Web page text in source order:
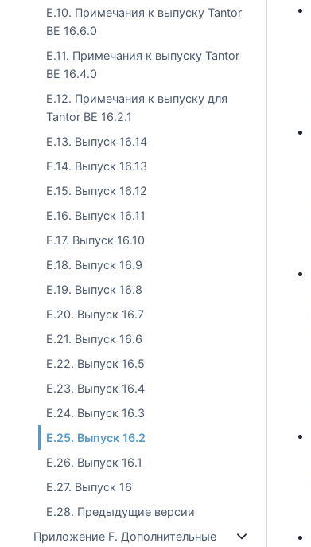
E.10. Примечания к выпуску Tantor
BE 16.6.0
E.11. Примечания к выпуску Tantor
BE 16.4.0
E.12. Примечания к выпуску для
Tantor BE 16.2.1
E.13. Выпуск 16.14
E.14. Выпуск 16.13
E.15. Выпуск 16.12
E.16. Выпуск 16.11
E.17. Выпуск 16.10
E.18. Выпуск 16.9
E.19. Выпуск 16.8
E.20. Выпуск 16.7
E.21. Выпуск 16.6
E.22. Выпуск 16.5
E.23. Выпуск 16.4
E.24. Выпуск 16.3
E.25. Выпуск 16.2
E.26. Выпуск 16.1
E.27. Выпуск 16
E.28. Предыдущие версии
Приложение F. Дополнительные